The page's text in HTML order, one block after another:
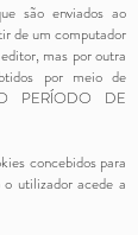
são enviados ao
de um computador
mas por outra
por meio de
PERÍODO DE
concebidos para
utilizador acede a